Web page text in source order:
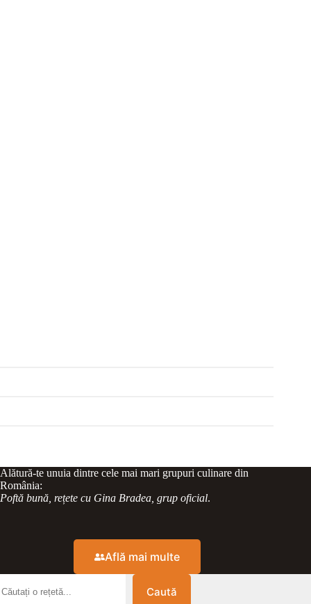
Alătură-te unuia dintre cele mai mari grupuri culinare din
România:
Poftă bună, rețete cu Gina Bradea, grup oficial.
Află mai multe
Caută